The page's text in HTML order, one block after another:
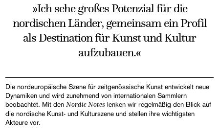
»Ich sehe großes Potenzial für die
nordischen Länder, gemeinsam ein Profil
als Destination für Kunst und Kultur
aufzubauen.«
Die nordeuropäische Szene für zeitgenössische Kunst entwickelt neue
Dynamiken und wird zunehmend von internationalen Sammlern
beobachtet. Mit den Nordic Notes lenken wir regelmäßig den Blick auf
die nordische Kunst- und Kulturszene und stellen ihre wichtigsten
Akteure vor.